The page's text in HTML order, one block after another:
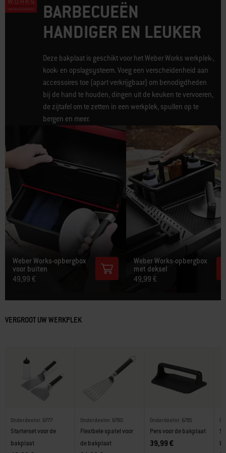
BARBECUEËN
HANDIGER EN LEUKER
Deze bakplaat is geschikt voor het Weber Works werkplek-,
kook- en opslagsysteem. Voeg een verscheidenheid aan
accessoires toe (apart verkrijgbaar) om benodigdheden
bij de hand te houden, dingen uit de keuken te vervoeren,
de zijtafel om te zetten in een werkplek, spullen op te
bergen en meer.
Weber Works-opbergbox
voor buiten
49,99 €
Weber Works-opbergbox
met deksel
49,99 €
VERGROOT UW WERKPLEK
Onderdeelnr. 6777
Starterset voor de
bakplaat
Onderdeelnr. 6780
Flexibele spatel voor
de bakplaat
Onderdeelnr. 6785
Pers voor de bakplaat
39,99 €